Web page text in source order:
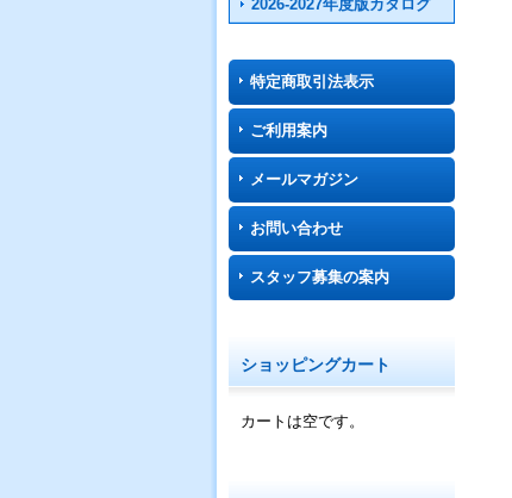
2026-2027年度版カタログ
特定商取引法表示
ご利用案内
メールマガジン
お問い合わせ
スタッフ募集の案内
ショッピングカート
カートは空です。